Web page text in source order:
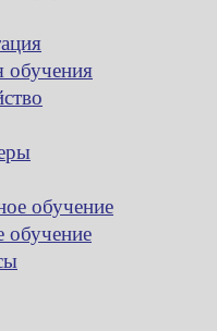
обучения
обучение
обучение